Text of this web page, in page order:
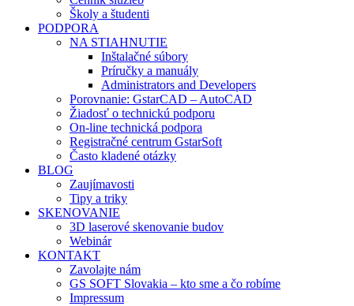
Školy a študenti
PODPORA
NA STIAHNUTIE
Inštalačné súbory
Príručky a manuály
Administrators and Developers
Porovnanie: GstarCAD – AutoCAD
Žiadosť o technickú podporu
On-line technická podpora
Registračné centrum GstarSoft
Často kladené otázky
BLOG
Zaujímavosti
Tipy a triky
SKENOVANIE
3D laserové skenovanie budov
Webinár
KONTAKT
Zavolajte nám
GS SOFT Slovakia – kto sme a čo robíme
Impressum